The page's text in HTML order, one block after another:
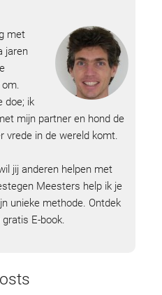
met
jaren
doe; ik
mijn partner en hond de
vrede in de wereld komt.
jij anderen helpen met
Meesters help ik je
unieke methode. Ontdek
E-book.